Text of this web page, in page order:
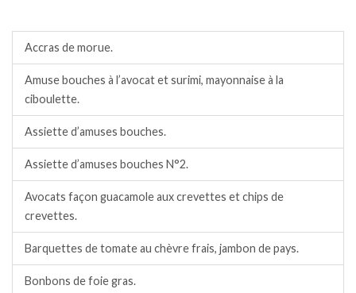
Accras de morue.
Amuse bouches à l’avocat et surimi, mayonnaise à la
ciboulette.
Assiette d’amuses bouches.
Assiette d’amuses bouches N°2.
Avocats façon guacamole aux crevettes et chips de
crevettes.
Barquettes de tomate au chèvre frais, jambon de pays.
Bonbons de foie gras.